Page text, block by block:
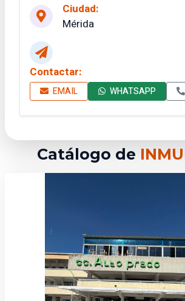
Ciudad:
Mérida
Contactar:
EMAIL WHATSAPP
Catálogo de